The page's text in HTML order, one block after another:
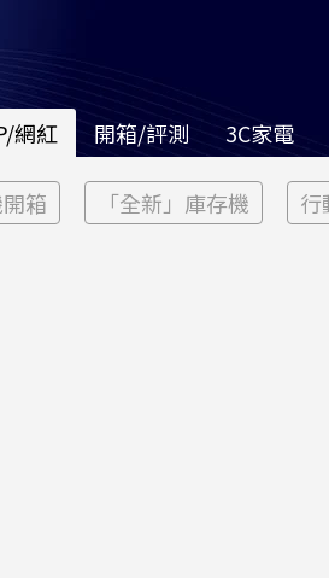
網紅 開箱/評測 3C家電
箱 「全新」庫存機 行